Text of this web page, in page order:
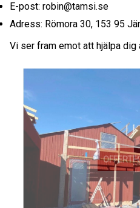
E-post: robin@tamsi.se
Adress: Römora 30, 153 95
Vi ser fram emot att hjälpa